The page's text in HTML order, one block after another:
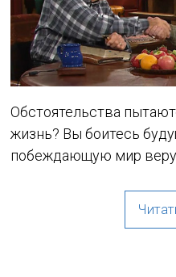
Обстоятельства
жизнь? Вы боитесь
побеждающую мир веру